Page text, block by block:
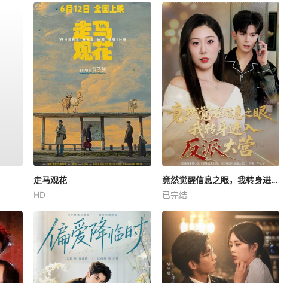
走马观花
HD
竟然觉醒信息之眼，我转身进入反派大营
已完结